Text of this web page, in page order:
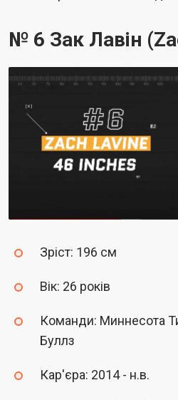
№ 6 Зак Лавін
Зріст: 196 см
Вік: 26 років
Команди: Миннесота
Буллз
Кар'єра: 2014 - н.в.